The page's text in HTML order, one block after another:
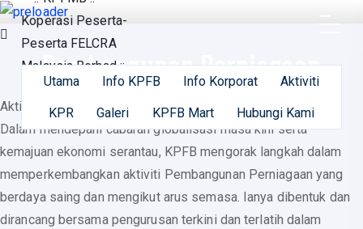
Utama Info KPFB Info Korporat Aktiviti
KPR Galeri KPFB Mart Hubungi Kami
Pembangunan Perniagaan
Aktiviti KPFB
Dalam mendepani cabaran globalisasi masa kini serta
kemajuan ekonomi serantau, KPFB mengorak langkah dalam
memperkembangkan aktiviti Pembangunan Perniagaan yang
berdaya saing dan mengikut arus semasa. Ianya dibentuk dan
dirancang bersama pengurusan terkini dan terlatih dalam